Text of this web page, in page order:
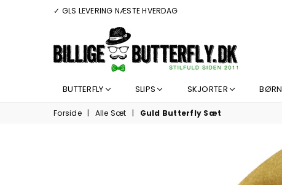
✓ GLS LEVERING NÆSTE HVERDAG
BILLIGEBUTTERFLY.DK
BUTTERFLY SLIPS SKJORTER BØRN
Forside | Alle Sæt | Guld Butterfly Sæt